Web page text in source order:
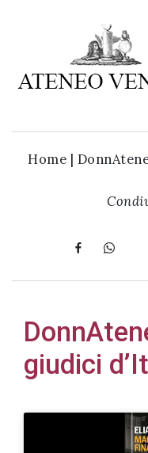
Home |
giudici
Ateneo
è
cultura
Iscriviti alla